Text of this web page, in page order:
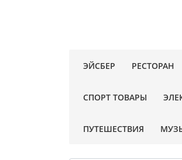
ЭЙСБЕР РЕСТОРАН
СПОРТ ТОВАРЫ
ПУТЕШЕСТВИЯ